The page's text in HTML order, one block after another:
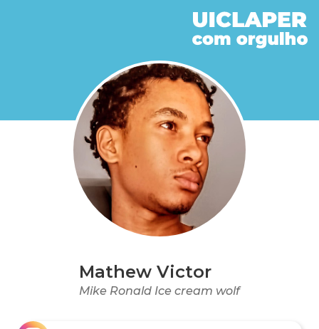
Mathew Victor
Mike Ronald Ice cream wolf